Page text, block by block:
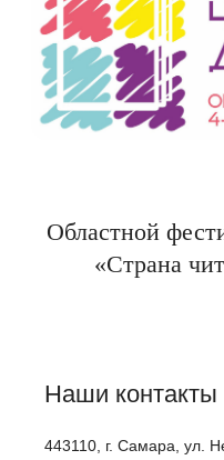
Областной
«Страна
Наши контакты
443110, г. Самара, ул.